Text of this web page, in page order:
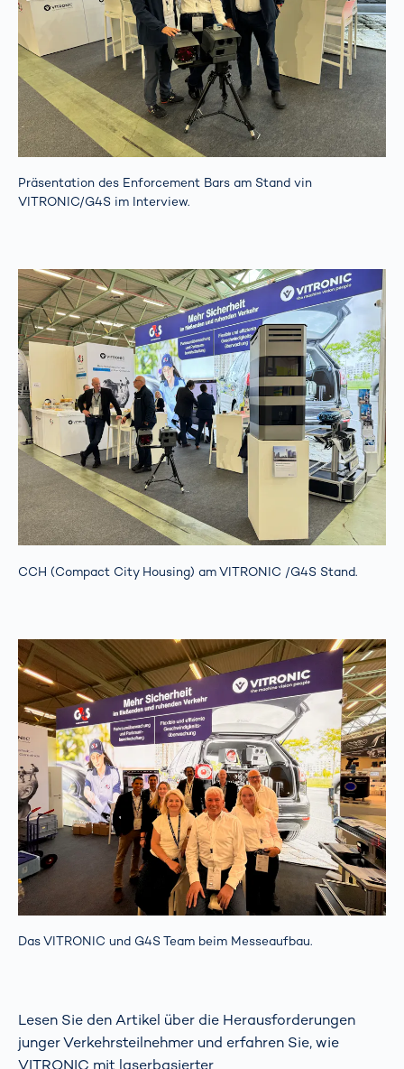
Präsentation des Enforcement Bars am Stand vin
VITRONIC/G4S im Interview.
CCH (Compact City Housing) am VITRONIC /G4S Stand.
Das VITRONIC und G4S Team beim Messeaufbau.
Lesen Sie den Artikel über die Herausforderungen
junger Verkehrsteilnehmer und erfahren Sie, wie
VITRONIC mit laserbasierter